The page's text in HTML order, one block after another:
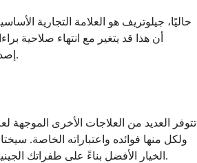
حاليًا، جيلوتريف هو العلامة التجارية
أن هذا قد يتغير مع انتهاء صلاحية
إصدارات عامة في المستقبل.
تتوفر العديد من العلاجات الأخرى الموجهة
الخيار الأفضل بناءً على طفراتك الجينية المحددة ووضعك الطبي.